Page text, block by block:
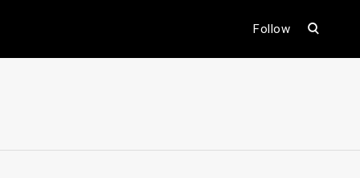
Follow
open
form